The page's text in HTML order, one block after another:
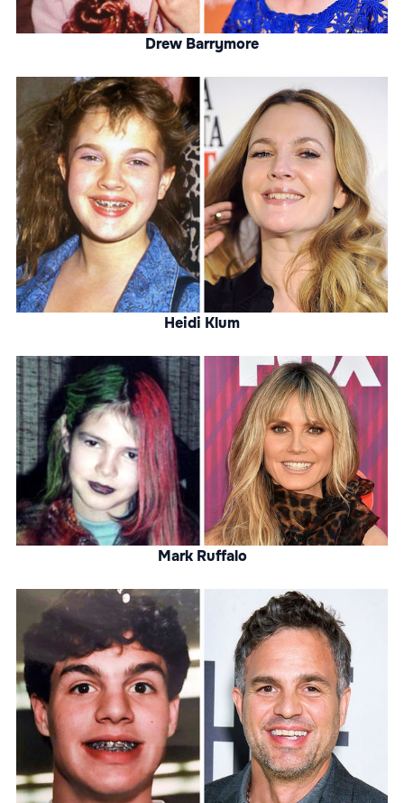
Drew Barrymore
Heidi Klum
Mark Ruffalo